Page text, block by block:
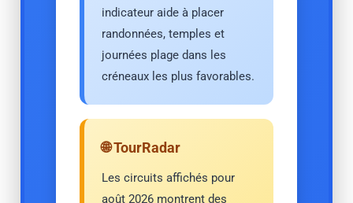
indicateur aide à placer
randonnées, temples et
journées plage dans les
créneaux les plus favorables.
🌐 TourRadar
Les circuits affichés pour
août 2026 montrent des